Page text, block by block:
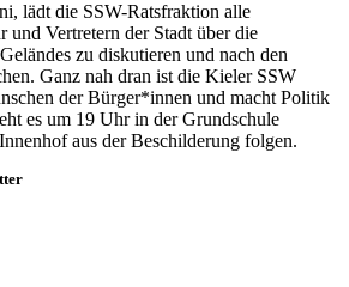
lädt die SSW-Ratsfraktion alle
und Vertretern der Stadt über die
zu diskutieren und nach den
Ganz nah dran ist die Kieler SSW
der Bürger*innen und macht Politik
es um 19 Uhr in der Grundschule
aus der Beschilderung folgen.